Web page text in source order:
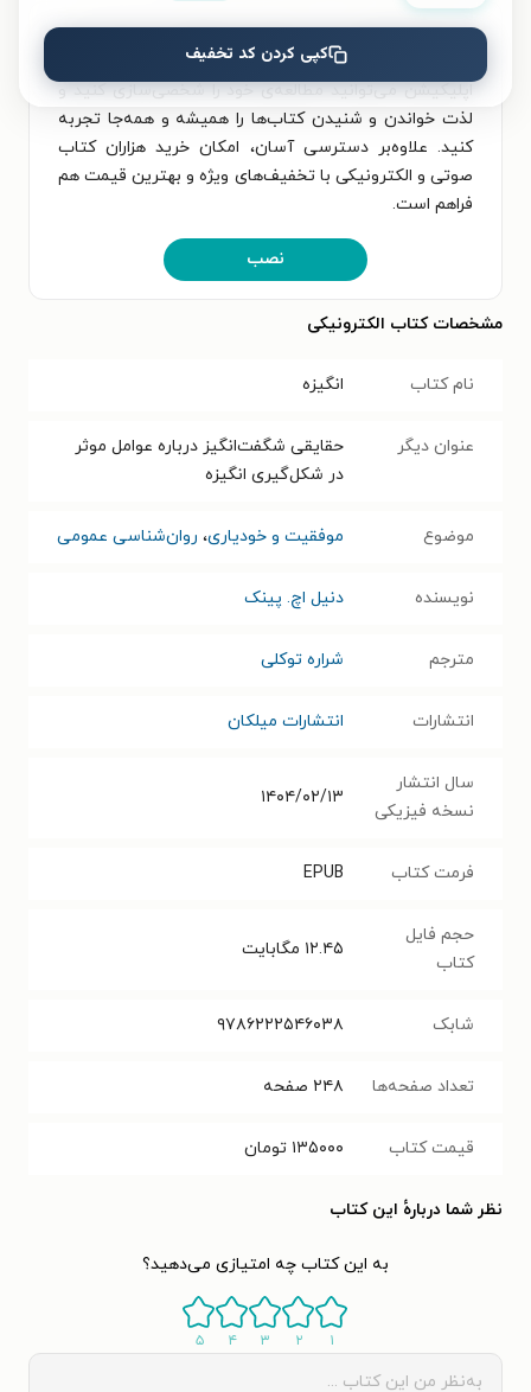
برای تجربه‌ای بهتر در دانلود کتاب انگیزه و خواندن آن،
اپلیکیشن طاقچه را به‌صورت رایگان نصب کنید. در
اپلیکیشن می‌توانید مطالعه‌ی خود را شخصی‌سازی کنید و
لذت خواندن و شنیدن کتاب‌ها را همیشه و همه‌جا تجربه
کنید. علاوه‌بر دسترسی آسان، امکان خرید هزاران کتاب
صوتی و الکترونیکی با تخفیف‌های ویژه و بهترین قیمت هم
فراهم است.
نصب
مشخصات کتاب الکترونیکی
نام کتاب انگیزه
عنوان دیگر
حقایقی شگفت‌انگیز درباره عوامل موثر
در شکل‌گیری انگیزه
موضوع موفقیت و خودیاری، روان‌شناسی عمومی
نویسنده دنیل اچ. پینک
مترجم شراره توکلی
انتشارات انتشارات میلکان
سال انتشار
نسخه فیزیکی
۱۴۰۴/۰۲/۱۳
فرمت کتاب EPUB
حجم فایل
کتاب
۱۲.۴۵ مگابایت
شابک ۹۷۸۶۲۲۲۵۴۶۰۳۸
تعداد صفحه‌ها ۲۴۸ صفحه
قیمت کتاب ۱۳۵۰۰۰ تومان
نظر شما دربارهٔ این کتاب
به این کتاب چه امتیازی می‌دهید؟
۱ ۲ ۳ ۴ ۵
کپی کردن کد تخفیف